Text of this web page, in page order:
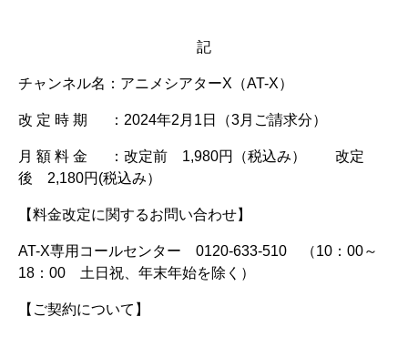
記
チャンネル名：アニメシアターX（AT-X）
改 定 時 期 ：2024年2月1日（3月ご請求分）
月 額 料 金 ：改定前 1,980円（税込み） 改定
後 2,180円(税込み）
【料金改定に関するお問い合わせ】
AT-X専用コールセンター 0120-633-510 （10：00～
18：00 土日祝、年末年始を除く）
【ご契約について】